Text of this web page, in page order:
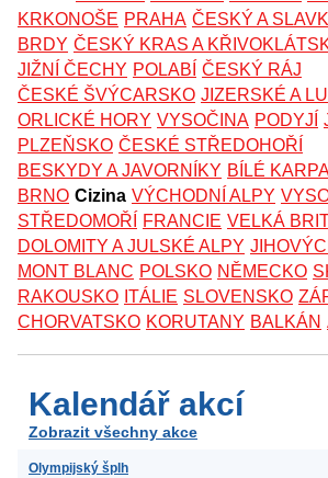
KRKONOŠE PRAHA ČESKÝ A
BRDY ČESKÝ KRAS A
JIŽNÍ ČECHY POLABÍ ČESKÝ RÁJ
ČESKÉ ŠVÝCARSKO JIZERSKÉ A
ORLICKÉ HORY VYSOČINA PODYJÍ
PLZEŇSKO ČESKÉ STŘEDOHOŘÍ
BESKYDY A JAVORNÍKY BÍLÉ
BRNO Cizina VÝCHODNÍ ALPY
STŘEDOMOŘÍ
FRANCIE VELKÁ
DOLOMITY A JULSKÉ ALPY
MONT BLANC POLSKO NĚMECKO
RAKOUSKO ITÁLIE SLOVENSKO
CHORVATSKO KORUTANY BALKÁN
Kalendář akcí
Zobrazit všechny akce
Olympijský šplh